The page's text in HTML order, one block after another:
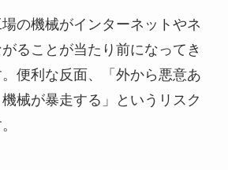
の機械がインターネットやネ
ることが当たり前になってき
便利な反面、「外から悪意あ
械が暴走する」というリスク